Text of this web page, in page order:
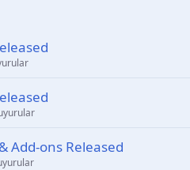
Add-ons Released